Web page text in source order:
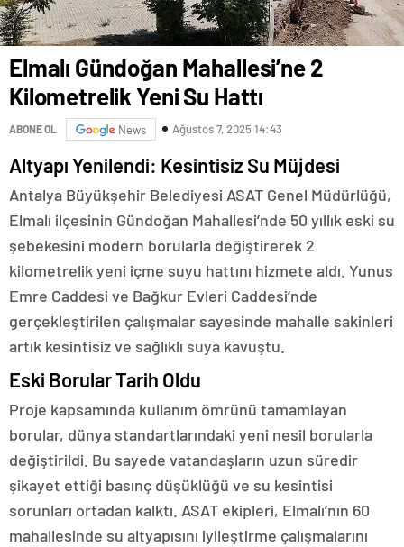
Elmalı Gündoğan Mahallesi’ne 2
Kilometrelik Yeni Su Hattı
ABONE OL News Ağustos 7, 2025 14:43
Altyapı Yenilendi: Kesintisiz Su Müjdesi
Antalya Büyükşehir Belediyesi ASAT Genel Müdürlüğü,
Elmalı ilçesinin Gündoğan Mahallesi’nde 50 yıllık eski su
şebekesini modern borularla değiştirerek 2
kilometrelik yeni içme suyu hattını hizmete aldı. Yunus
Emre Caddesi ve Bağkur Evleri Caddesi’nde
gerçekleştirilen çalışmalar sayesinde mahalle sakinleri
artık kesintisiz ve sağlıklı suya kavuştu.
Eski Borular Tarih Oldu
Proje kapsamında kullanım ömrünü tamamlayan
borular, dünya standartlarındaki yeni nesil borularla
değiştirildi. Bu sayede vatandaşların uzun süredir
şikayet ettiği basınç düşüklüğü ve su kesintisi
sorunları ortadan kalktı. ASAT ekipleri, Elmalı’nın 60
mahallesinde su altyapısını iyileştirme çalışmalarını